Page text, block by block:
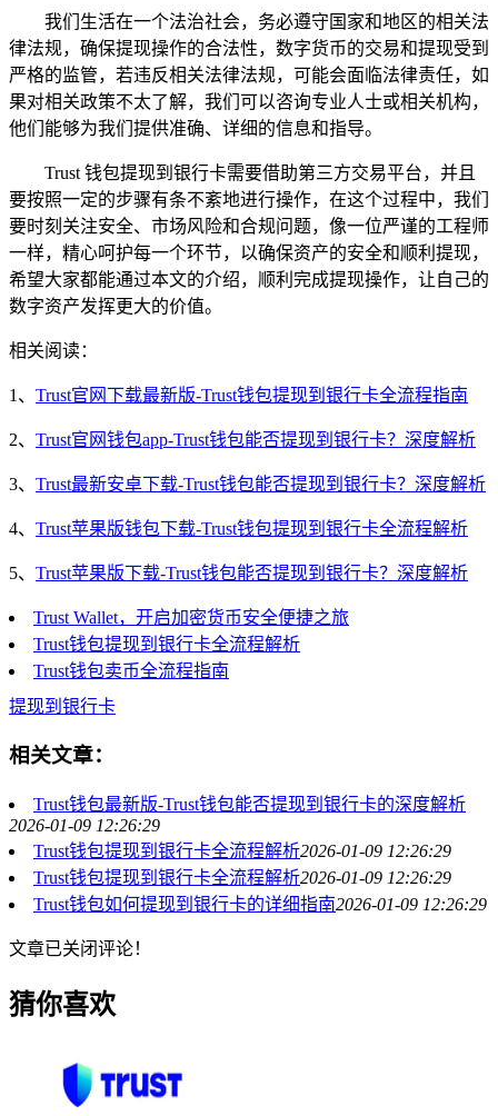
我们生活在一个法治社会，务必遵守国家和地区的相关法
律法规，确保提现操作的合法性，数字货币的交易和提现受到
严格的监管，若违反相关法律法规，可能会面临法律责任，如
果对相关政策不太了解，我们可以咨询专业人士或相关机构，
他们能够为我们提供准确、详细的信息和指导。
Trust 钱包提现到银行卡需要借助第三方交易平台，并且
要按照一定的步骤有条不紊地进行操作，在这个过程中，我们
要时刻关注安全、市场风险和合规问题，像一位严谨的工程师
一样，精心呵护每一个环节，以确保资产的安全和顺利提现，
希望大家都能通过本文的介绍，顺利完成提现操作，让自己的
数字资产发挥更大的价值。
相关阅读：
1、 Trust官网下载最新版-Trust钱包提现到银行卡全流程指南
2、 Trust官网钱包app-Trust钱包能否提现到银行卡？深度解析
3、 Trust最新安卓下载-Trust钱包能否提现到银行卡？深度解析
4、 Trust苹果版钱包下载-Trust钱包提现到银行卡全流程解析
5、 Trust苹果版下载-Trust钱包能否提现到银行卡？深度解析
Trust Wallet，开启加密货币安全便捷之旅
Trust钱包提现到银行卡全流程解析
Trust钱包卖币全流程指南
提现到银行卡
相关文章：
Trust钱包最新版-Trust钱包能否提现到银行卡的深度解析
2026-01-09 12:26:29
Trust钱包提现到银行卡全流程解析2026-01-09 12:26:29
Trust钱包提现到银行卡全流程解析2026-01-09 12:26:29
Trust钱包如何提现到银行卡的详细指南2026-01-09 12:26:29
文章已关闭评论！
猜你喜欢